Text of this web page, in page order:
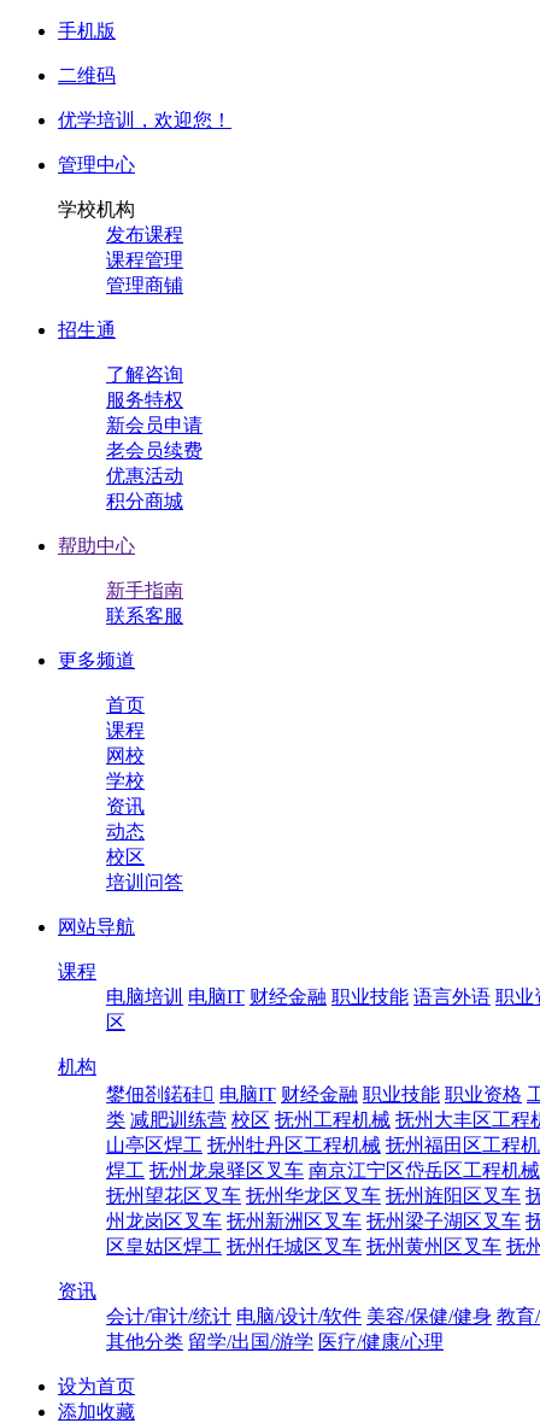
手机版
二维码
优学培训， 欢迎您！
管理中心
学校机构
发布课程
课程管理
管理商铺
招生通
了解咨询
服务特权
新会员申请
老会员续费
优惠活动
积分商城
帮助中心
新手指南
联系客服
更多频道
首页
课程
网校
学校
资讯
动态
校区
培训问答
网站导航
课程
电脑培训 电脑IT 财经金融 职业技能 语言外语 职业
区
机构
鐢佃剳鍩硅 电脑IT 财经金融 职业技能 职业资格
类 减肥训练营 校区 抚州工程机械 抚州大丰区工程
山亭区焊工 抚州牡丹区工程机械 抚州福田区工程
焊工 抚州龙泉驿区叉车 南京江宁区岱岳区工程机械
抚州望花区叉车 抚州华龙区叉车 抚州旌阳区叉车
州龙岗区叉车 抚州新洲区叉车 抚州梁子湖区叉车
区皇姑区焊工 抚州任城区叉车 抚州黄州区叉车 抚
资讯
会计/审计/统计 电脑/设计/软件 美容/保健/健身 教育
其他分类 留学/出国/游学 医疗/健康/心理
设为首页
添加收藏